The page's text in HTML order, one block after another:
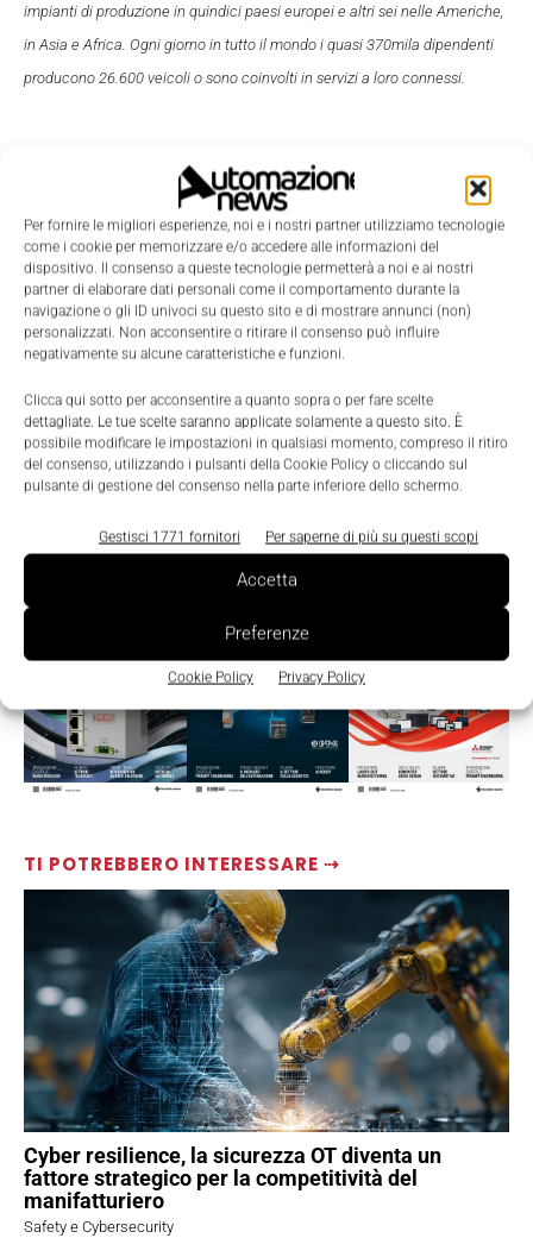
Per fornire le migliori esperienze, noi e i nostri partner utilizziamo tecnologie
come i cookie per memorizzare e/o accedere alle informazioni del
dispositivo. Il consenso a queste tecnologie permetterà a noi e ai nostri
partner di elaborare dati personali come il comportamento durante la
navigazione o gli ID univoci su questo sito e di mostrare annunci (non)
personalizzati. Non acconsentire o ritirare il consenso può influire
negativamente su alcune caratteristiche e funzioni.
Clicca qui sotto per acconsentire a quanto sopra o per fare scelte
dettagliate. Le tue scelte saranno applicate solamente a questo sito. È
possibile modificare le impostazioni in qualsiasi momento, compreso il ritiro
del consenso, utilizzando i pulsanti della Cookie Policy o cliccando sul
pulsante di gestione del consenso nella parte inferiore dello schermo.
Gestisci 1771 fornitori Per saperne di più su questi scopi
Accetta
Preferenze
Cookie Policy Privacy Policy
LEGGI LA RIVISTA ⇢
TI POTREBBERO INTERESSARE ⇢
Cyber resilience, la sicurezza OT diventa un
fattore strategico per la competitività del
manifatturiero
Safety e Cybersecurity
impianti di produzione in quindici paesi europei e altri sei nelle Americhe,
in Asia e Africa. Ogni giorno in tutto il mondo i quasi 370mila dipendenti
producono 26.600 veicoli o sono coinvolti in servizi a loro connessi.